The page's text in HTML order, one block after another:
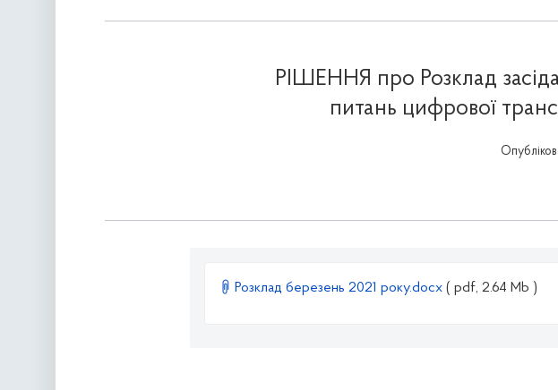
РІШЕННЯ про Розклад
питань цифрової
Розклад березень 2021 року.docx ( pdf, 2.64 Mb )